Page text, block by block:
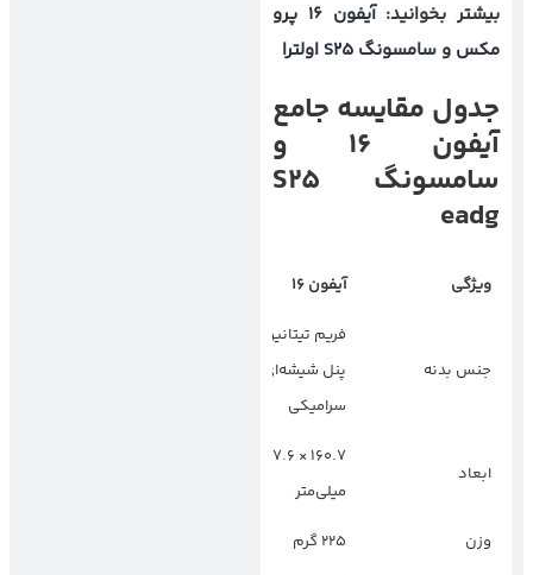
بیشتر بخوانید:
آیفون ۱۶ پرو
مکس و سامسونگ S25 اولترا
جدول مقایسه جامع
آیفون ۱۶ و
سامسونگ
eadg
ویژگی آیفون ۱۶
جنس بدنه
فریم تیتانیومی،
پنل شیشه‌ای
سرامیکی
ابعاد
میلی‌متر
وزن ۲۲۵ گرم